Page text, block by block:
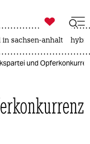

taz zahl ich
sachsen-anhalt
und